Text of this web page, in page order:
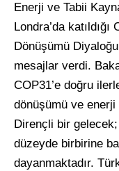
Enerji ve Tabii
Londra’da
Dönüşümü
mesajlar verdi.
COP31’e doğru
dönüşümü ve
Dirençli bir
düzeyde birbirine
dayanmaktadır.